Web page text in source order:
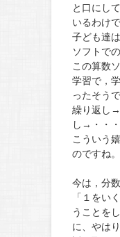
と口にし
いるわけ
子ども達は
ソフトで
この算数
学習で，
ったそうで
繰り返し
し→・・・
こういう
のですね。
今は，分
「１をい
うことを
に、やは